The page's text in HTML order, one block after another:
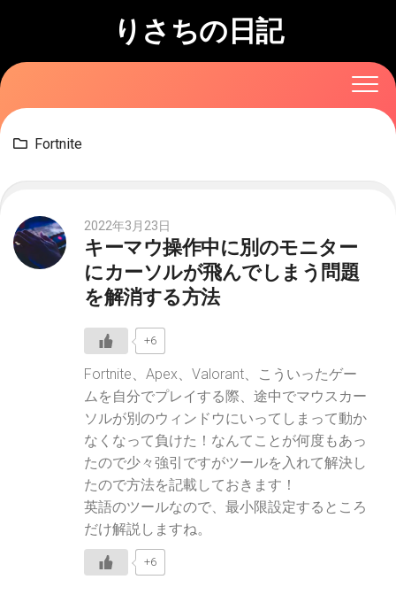
りさちの日記
Fortnite
2022年3月23日
キーマウ操作中に別のモニター
にカーソルが飛んでしまう問題
を解消する方法
+6
Fortnite、Apex、Valorant、こういったゲー
ムを自分でプレイする際、途中でマウスカー
ソルが別のウィンドウにいってしまって動か
なくなって負けた！なんてことが何度もあっ
たので少々強引ですがツールを入れて解決し
たので方法を記載しておきます！
英語のツールなので、最小限設定するところ
だけ解説しますね。
+6